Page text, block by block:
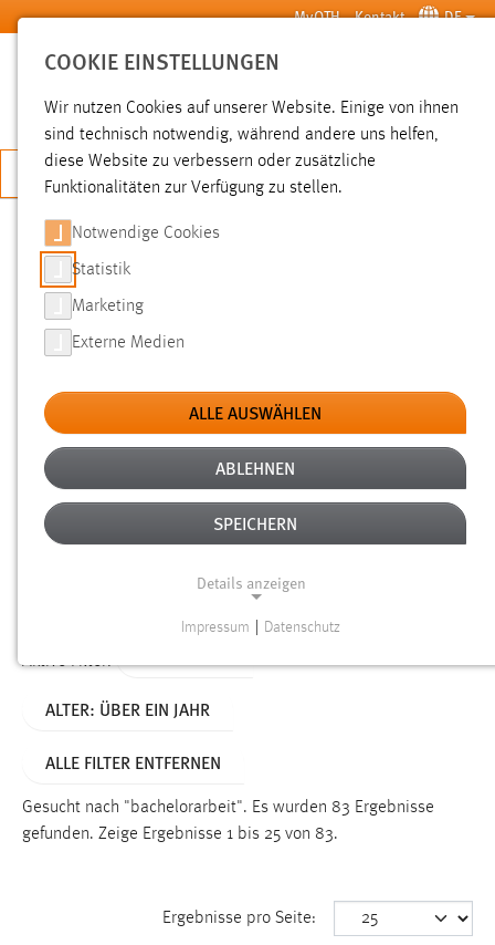
Zum Hauptinhalt springen MyOTH Kontakt DE
SUCHE
JETZT BEWERBEN
SUCHE
FILTER
Typ
Erstellungsdatum
Alter
Aktive Filter:
ALTER: ÜBER EIN JAHR
ALLE FILTER ENTFERNEN
Gesucht nach "bachelorarbeit". Es wurden 83 Ergebnisse
gefunden. Zeige Ergebnisse 1 bis 25 von 83.
Ergebnisse pro Seite:
COOKIE EINSTELLUNGEN
Wir nutzen Cookies auf unserer Website. Einige von ihnen
sind technisch notwendig, während andere uns helfen,
diese Website zu verbessern oder zusätzliche
Funktionalitäten zur Verfügung zu stellen.
Notwendige Cookies
Statistik
Marketing
Externe Medien
ALLE AUSWÄHLEN
ABLEHNEN
SPEICHERN
Details anzeigen
Funktionen und sind für die einwandfreie Funktion der
Name:
Dieser Cookie speichert die ausgewählten Einverständnis-
Impressum Datenschutz